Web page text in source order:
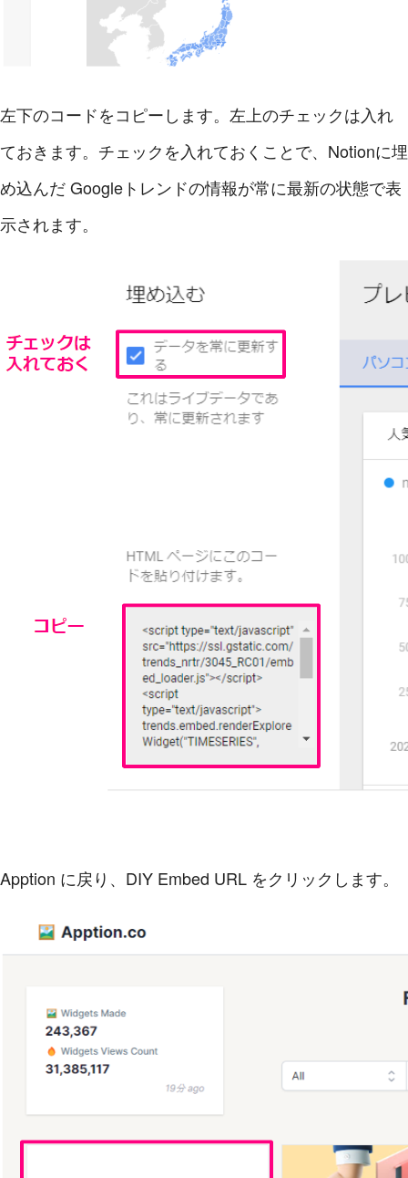
左下のコードをコピーします。左上のチェックは入れ
ておきます。チェックを入れておくことで、Notionに埋
め込んだ Googleトレンドの情報が常に最新の状態で表
示されます。
Apption に戻り、DIY Embed URL をクリックします。